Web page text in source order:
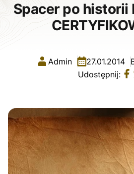
Kontakt
Spacer po historii
Admin 27.01.2014
Udostępnij: